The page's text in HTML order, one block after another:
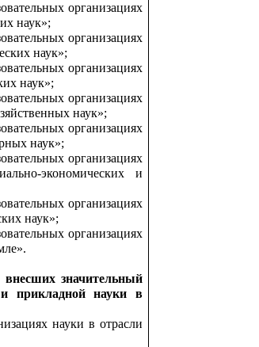
организациях
наук»;
организациях
наук»;
организациях
наук»;
организациях
наук»;
организациях
наук»;
организациях
экономических и
организациях
наук»;
организациях
внесших значительный
прикладной науки в
науки в отрасли